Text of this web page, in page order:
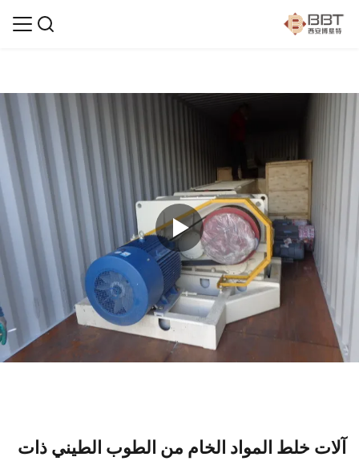
آلات خلط المواد الخام من الطوب الطيني ذات